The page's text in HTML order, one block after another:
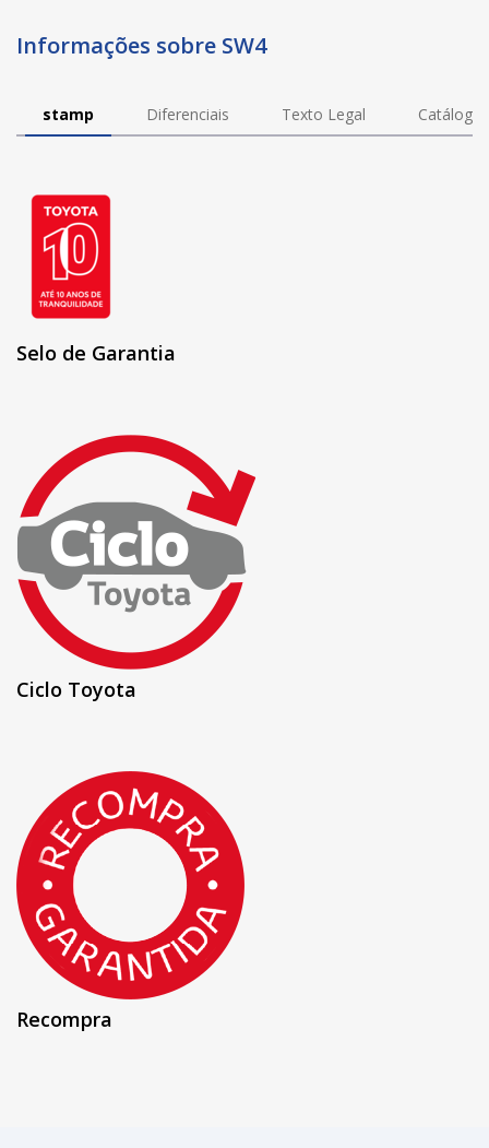
Informações sobre SW4
stamp Diferenciais Texto Legal Catálogo
Selo de Garantia
Ciclo Toyota
Recompra